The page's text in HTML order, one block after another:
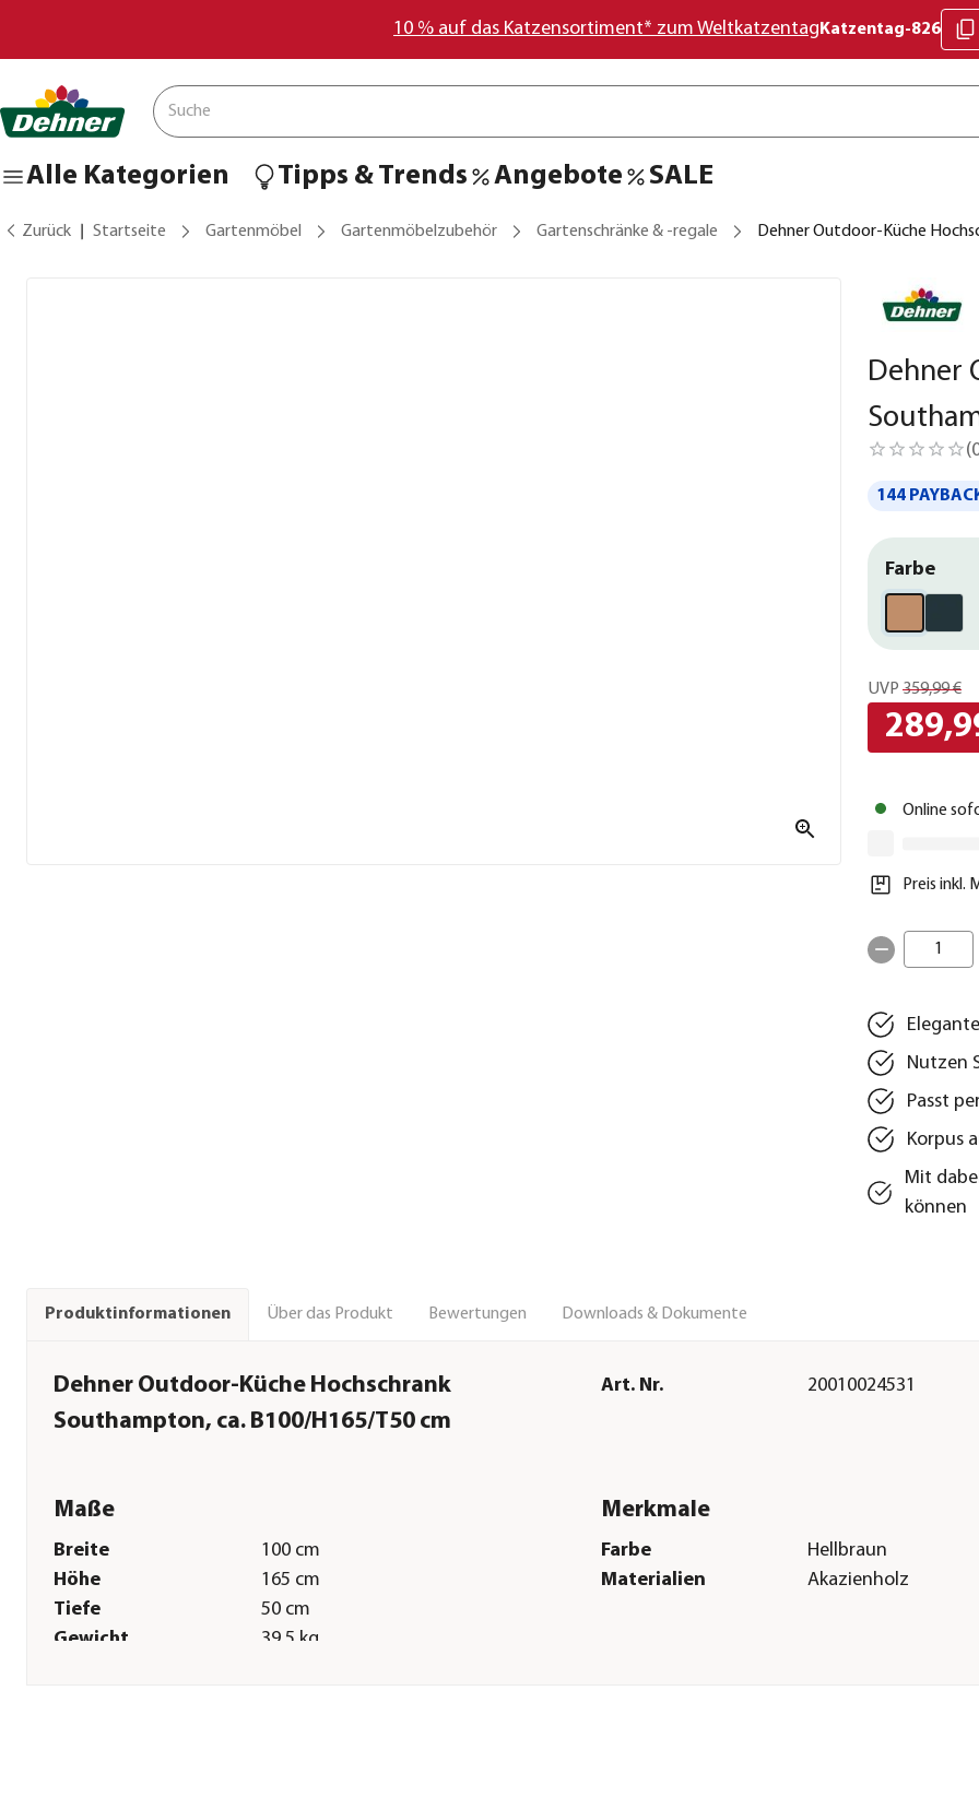
10 % auf das Katzensortiment* zum Weltkatzentag Katzentag-826
Alle Kategorien Tipps & Trends Angebote SALE
Zurück Startseite Gartenmöbel Gartenmöbelzubehör Gartenschränke & -regale Dehner Outdoor-Küche
Dehner
(
144
Farbe
UVP 359,99 €
Online
Preis inkl.
1
Nutzen
Passt
Korpus
Mit
können
Produktinformationen Über das Produkt Bewertungen Downloads & Dokumente
Dehner Outdoor-Küche Hochschrank
Southampton, ca. B100/H165/T50 cm
Art. Nr. 20010024531
Maße
Breite
100 cm
Höhe
165 cm
Tiefe
50 cm
Gewicht
39,5 kg
Merkmale
Farbe
Hellbraun
Materialien
Akazienholz